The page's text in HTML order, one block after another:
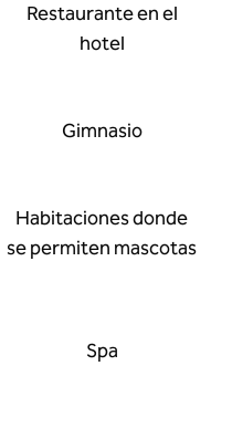
Restaurante en el
hotel
Gimnasio
Habitaciones donde
se permiten mascotas
Spa